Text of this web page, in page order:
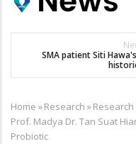
Main
SMA patient Siti
Breadcrumb
Home »Research »Research
Prof. Madya Dr. Tan Suat
Probiotic